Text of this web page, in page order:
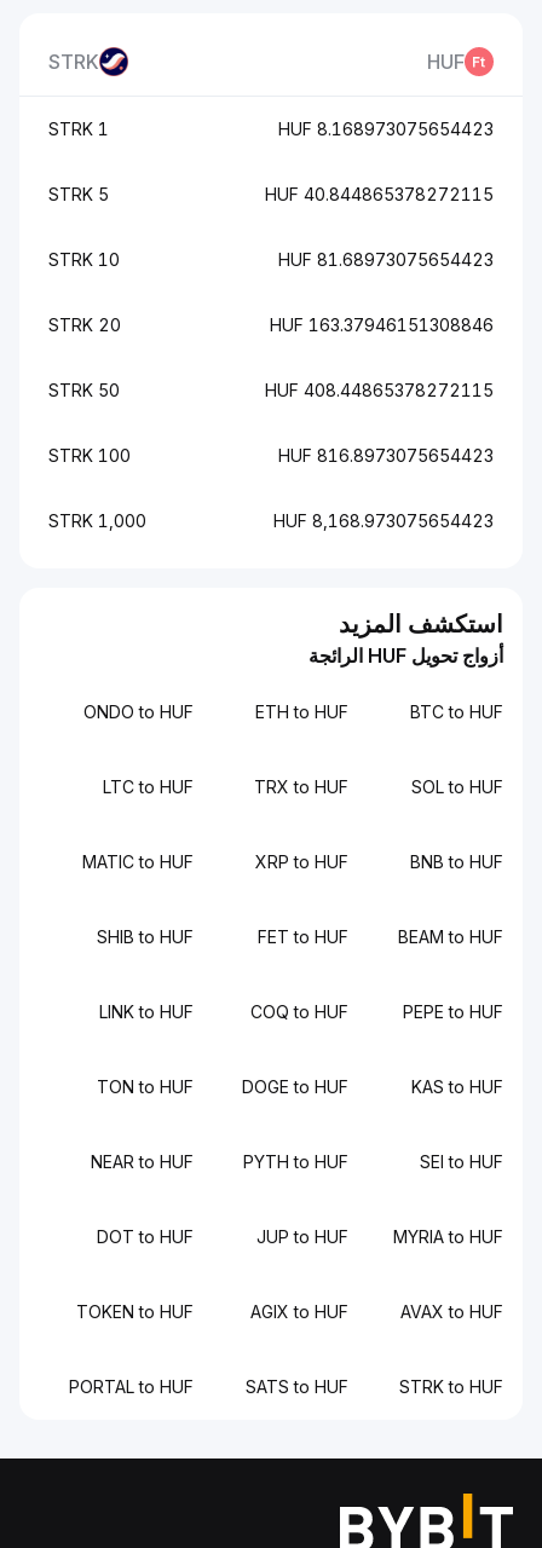
HUF
STRK
8.168973075654423 HUF
1 STRK
40.844865378272115 HUF
5 STRK
81.68973075654423 HUF
10 STRK
163.37946151308846 HUF
20 STRK
408.44865378272115 HUF
50 STRK
816.8973075654423 HUF
100 STRK
8,168.973075654423 HUF
1,000 STRK
استكشف المزيد
أزواج تحويل HUF الرائجة
BTC to HUF
ETH to HUF
ONDO to HUF
SOL to HUF
TRX to HUF
LTC to HUF
BNB to HUF
XRP to HUF
MATIC to HUF
BEAM to HUF
FET to HUF
SHIB to HUF
PEPE to HUF
COQ to HUF
LINK to HUF
KAS to HUF
DOGE to HUF
TON to HUF
SEI to HUF
PYTH to HUF
NEAR to HUF
MYRIA to HUF
JUP to HUF
DOT to HUF
AVAX to HUF
AGIX to HUF
TOKEN to HUF
STRK to HUF
SATS to HUF
PORTAL to HUF